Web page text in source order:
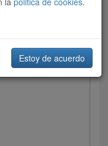
Estoy de acuerdo